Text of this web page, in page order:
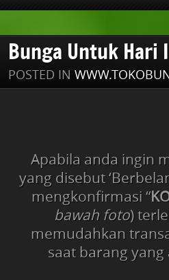
Bunga Untuk Hari
POSTED IN
Apabila anda ingin
yang disebut
mengkonfirmasi “
bawah foto)
memudahkan
saat barang